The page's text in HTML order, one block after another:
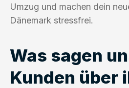
Umzug und machen dein
Dänemark stressfrei.
Was sagen
Kunden über